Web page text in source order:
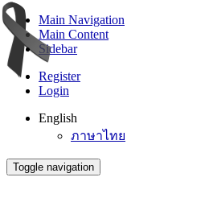
Main Navigation
Main Content
Sidebar
Register
Login
English
ภาษาไทย
Toggle navigation